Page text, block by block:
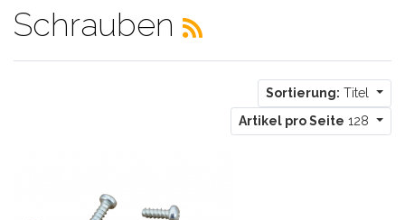
Schrauben
Sortierung: Titel
Artikel pro Seite 128